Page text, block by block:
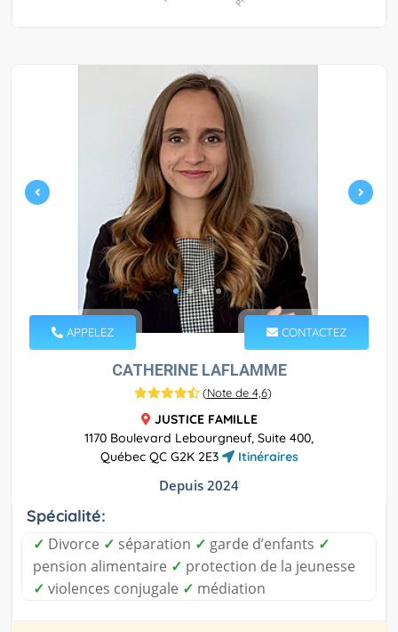
APPELEZ CONTACTEZ
CATHERINE LAFLAMME
(Note de 4,6)
JUSTICE FAMILLE
1170 Boulevard Lebourgneuf, Suite 400,
Québec QC G2K 2E3
Itinéraires
Depuis 2024
Spécialité:
✓ Divorce ✓ séparation ✓ garde d’enfants ✓
pension alimentaire ✓ protection de la jeunesse
✓ violences conjugale ✓ médiation